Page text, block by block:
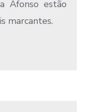
Afonso estão
marcantes.